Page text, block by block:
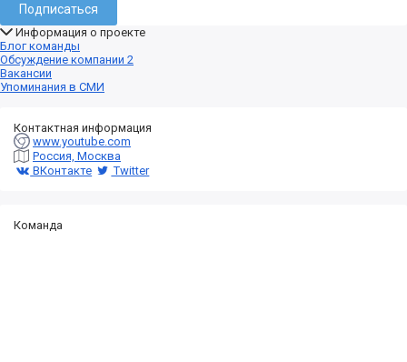
Подписаться
Информация о проекте
Блог команды
Обсуждение компании 2
Вакансии
Упоминания в СМИ
Контактная информация
www.youtube.com
Россия, Москва
ВКонтакте
Twitter
Команда